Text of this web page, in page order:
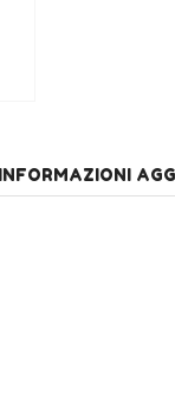
INFORMAZIONI